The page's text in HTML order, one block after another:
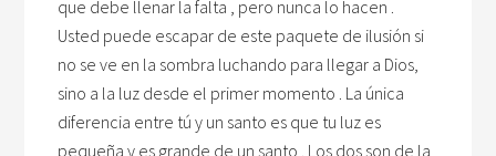
que debe llenar la falta , pero nunca lo hacen .
Usted puede escapar de este paquete de ilusión si
no se ve en la sombra luchando para llegar a Dios,
sino a la luz desde el primer momento . La única
diferencia entre tú y un santo es que tu luz es
pequeña y es grande de un santo . Los dos son de la